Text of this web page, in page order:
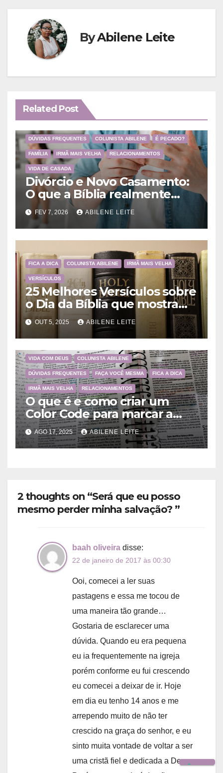
ByAbilene Leite
Related Post
DÚVIDAS FREQUENTES COLUNISTA ABILENE É PECADO?
FAMÍLIA IRMÃ MAIS VELHA RELACIONAMENTOS
VIDA DE CASADA
Divórcio e Novo Casamento:
O que a Bíblia realmente
ensina
FEV 7, 2026 ABILENE LEITE
FICA A DICA COLUNISTA ABILENE IRMÃ MAIS VELHA
VERSÍCULOS
25 Melhores Versículos sobre
o Dia da Bíblia que mostram
a importância da Palavra de
Deus
OUT 5, 2025 ABILENE LEITE
VIDA COM DEUS COLUNISTA ABILENE
DÚVIDAS FREQUENTES FAÇA VOCÊ MESMA FICA A DICA
IRMÃ MAIS VELHA RELACIONAMENTOS
O que é e como criar um
Color Code para marcar a
Bíblia?
AGO 17, 2025 ABILENE LEITE
2 thoughts on “Será que eu posso
mesmo perder minha salvação? ”
baah oliveira disse:
22 de janeiro de 2017 às 00:30
Ooi, comecei a ler suas
pastagens e essa me tocou de
uma maneira tão grande…
Gostaria de esclarecer uma
dúvida. Quando eu era pequena
eu ia frequentemente na igreja
porém conforme eu fui crescendo
eu comecei a deixar de ir. Hoje
em dia eu tenho 14 anos e me
arrependo muito de não ter
crescido na graça do senhor, e eu
sinto muita vontade de voltar a ser
uma cristã fiel e dedicada a Deus.